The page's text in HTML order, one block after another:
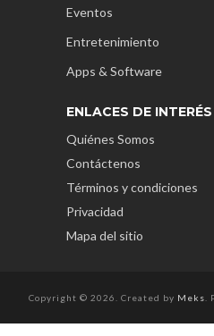
Eventos
Entretenimiento
Apps & Software
ENLACES DE INTERÉS
Quiénes Somos
Contáctenos
Términos y condiciones
Privacidad
Mapa del sitio
Copyright © 2026. Created by Meks